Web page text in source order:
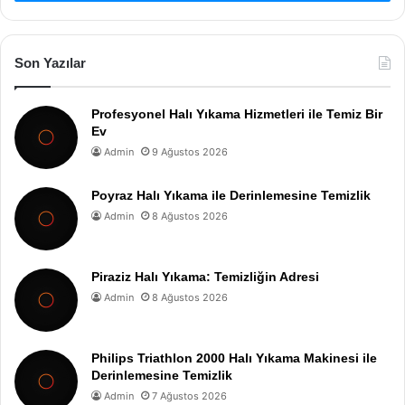
Son Yazılar
Profesyonel Halı Yıkama Hizmetleri ile Temiz Bir
Ev
Admin 9 Ağustos 2026
Poyraz Halı Yıkama ile Derinlemesine Temizlik
Admin 8 Ağustos 2026
Piraziz Halı Yıkama: Temizliğin Adresi
Admin 8 Ağustos 2026
Philips Triathlon 2000 Halı Yıkama Makinesi ile
Derinlemesine Temizlik
Admin 7 Ağustos 2026